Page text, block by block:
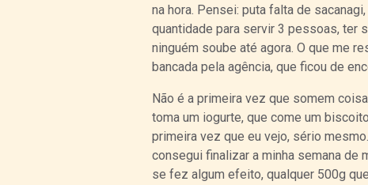
na hora. Pensei: puta falta de
quantidade para servir 3 pessoas, ter
ninguém soube até agora. O que me
bancada pela agência, que ficou de
Não é a primeira vez que somem
toma um iogurte, que come um
primeira vez que eu vejo, sério
consegui finalizar a minha semana de
se fez algum efeito, qualquer 500g